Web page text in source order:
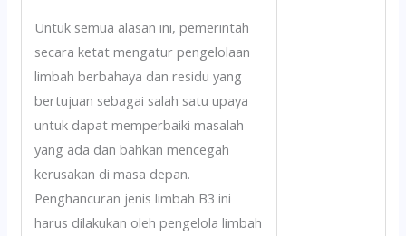
Untuk semua alasan ini, pemerintah
secara ketat mengatur pengelolaan
limbah berbahaya dan residu yang
bertujuan sebagai salah satu upaya
untuk dapat memperbaiki masalah
yang ada dan bahkan mencegah
kerusakan di masa depan.
Penghancuran jenis limbah B3 ini
harus dilakukan oleh pengelola limbah